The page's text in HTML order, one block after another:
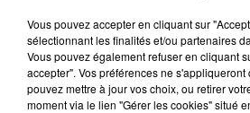
Vous pouvez accepter en cliquant sur
sélectionnant les finalités et/ou partenaires
Vous pouvez également refuser en cliquant
accepter". Vos préférences ne s'appliqueront
pouvez mettre à jour vos choix, ou retirer
moment via le lien "Gérer les cookies" situé